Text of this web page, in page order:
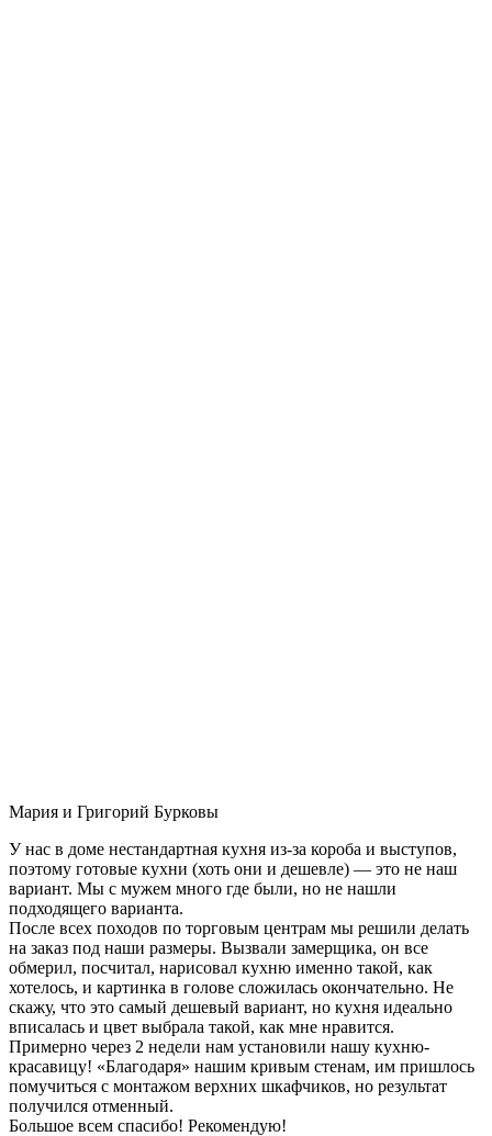
Мария и Григорий Бурковы
У нас в доме нестандартная кухня из-за короба и выступов,
поэтому готовые кухни (хоть они и дешевле) — это не наш
вариант. Мы с мужем много где были, но не нашли
подходящего варианта.
После всех походов по торговым центрам мы решили делать
на заказ под наши размеры. Вызвали замерщика, он все
обмерил, посчитал, нарисовал кухню именно такой, как
хотелось, и картинка в голове сложилась окончательно. Не
скажу, что это самый дешевый вариант, но кухня идеально
вписалась и цвет выбрала такой, как мне нравится.
Примерно через 2 недели нам установили нашу кухню-
красавицу! «Благодаря» нашим кривым стенам, им пришлось
помучиться с монтажом верхних шкафчиков, но результат
получился отменный.
Большое всем спасибо! Рекомендую!